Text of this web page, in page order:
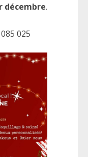
décembre.
025